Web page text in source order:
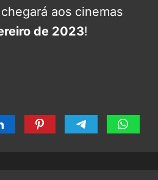
aos cinemas
de 2023!